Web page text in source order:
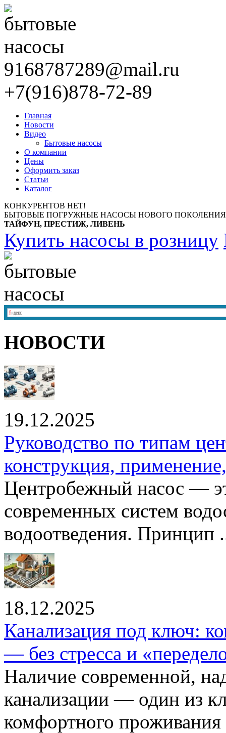
9168787289@mail.ru
+7(916)878-72-89
Главная
Новости
Видео
Бытовые насосы
О компании
Цены
Оформить заказ
Статьи
Каталог
КОНКУРЕНТОВ НЕТ!
БЫТОВЫЕ ПОГРУЖНЫЕ НАСОСЫ НОВОГО
ТАЙФУН, ПРЕСТИЖ, ЛИВЕНЬ
Купить насосы в розницу
НОВОСТИ
19.12.2025
Руководство по типам
конструкция,
Центробежный насос —
современных систем
водоотведения. Принцип
18.12.2025
Канализация под ключ:
— без стресса и
Наличие современной,
канализации — один из
комфортного проживания